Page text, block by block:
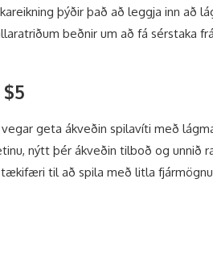
þýðir það að leggja inn að
beðnir um að fá sérstaka
geta ákveðin spilavíti með
nýtt þér ákveðin tilboð og unnið
til að spila með litla